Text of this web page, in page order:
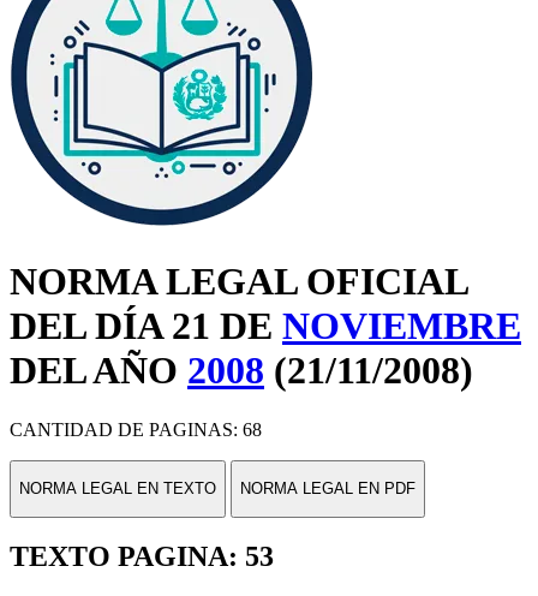
NORMA LEGAL OFICIAL
DEL DÍA 21 DE NOVIEMBRE
DEL AÑO 2008 (21/11/2008)
CANTIDAD DE PAGINAS: 68
NORMA LEGAL EN TEXTO NORMA LEGAL EN PDF
TEXTO PAGINA: 53